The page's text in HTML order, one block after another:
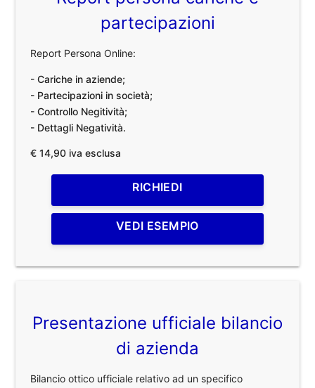
partecipazioni
Report Persona Online:
- Cariche in aziende;
- Partecipazioni in società;
- Controllo Negitività;
- Dettagli Negatività.
€ 14,90 iva esclusa
RICHIEDI
VEDI ESEMPIO
Presentazione ufficiale bilancio
di azienda
Bilancio ottico ufficiale relativo ad un specifico